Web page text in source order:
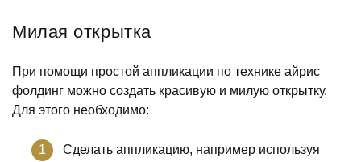
Милая открытка
При помощи простой аппликации по технике айрис
фолдинг можно создать красивую и милую открытку.
Для этого необходимо:
Сделать аппликацию, например используя